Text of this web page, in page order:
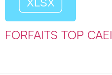
FORFAITS TOP CAEI